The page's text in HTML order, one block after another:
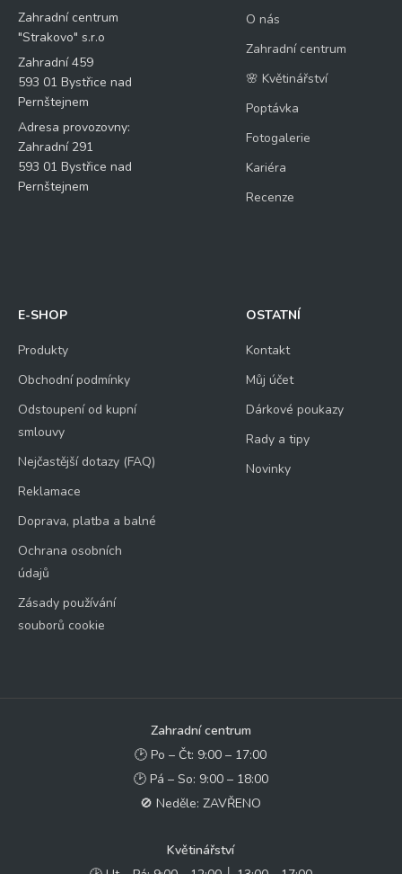
Zahradní centrum
"Strakovo" s.r.o
Zahradní 459
593 01 Bystřice nad
Pernštejnem
Adresa provozovny:
Zahradní 291
593 01 Bystřice nad
Pernštejnem
O nás
Zahradní centrum
🌸 Květinářství
Poptávka
Fotogalerie
Kariéra
Recenze
E-SHOP
Produkty
Obchodní podmínky
Odstoupení od kupní
smlouvy
Nejčastější dotazy (FAQ)
Reklamace
Doprava, platba a balné
Ochrana osobních
údajů
Zásady používání
souborů cookie
OSTATNÍ
Kontakt
Můj účet
Dárkové poukazy
Rady a tipy
Novinky
Zahradní centrum
🕑 Po – Čt: 9:00 – 17:00
🕑 Pá – So: 9:00 – 18:00
🚫 Neděle: ZAVŘENO
Květinářství